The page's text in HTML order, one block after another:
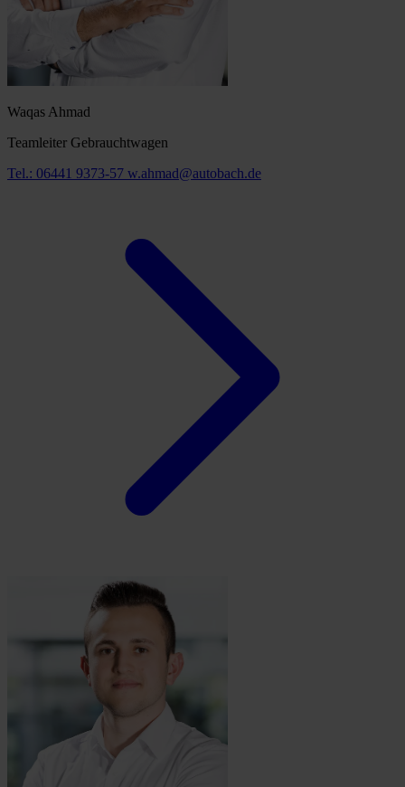
Waqas Ahmad
Teamleiter Gebrauchtwagen
Tel.: 06441 9373-57 w.ahmad@autobach.de